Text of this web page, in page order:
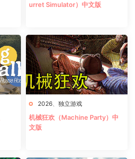
urret Simulator）中文版
2026、 独立游戏
机械狂欢（Machine Party）中
文版